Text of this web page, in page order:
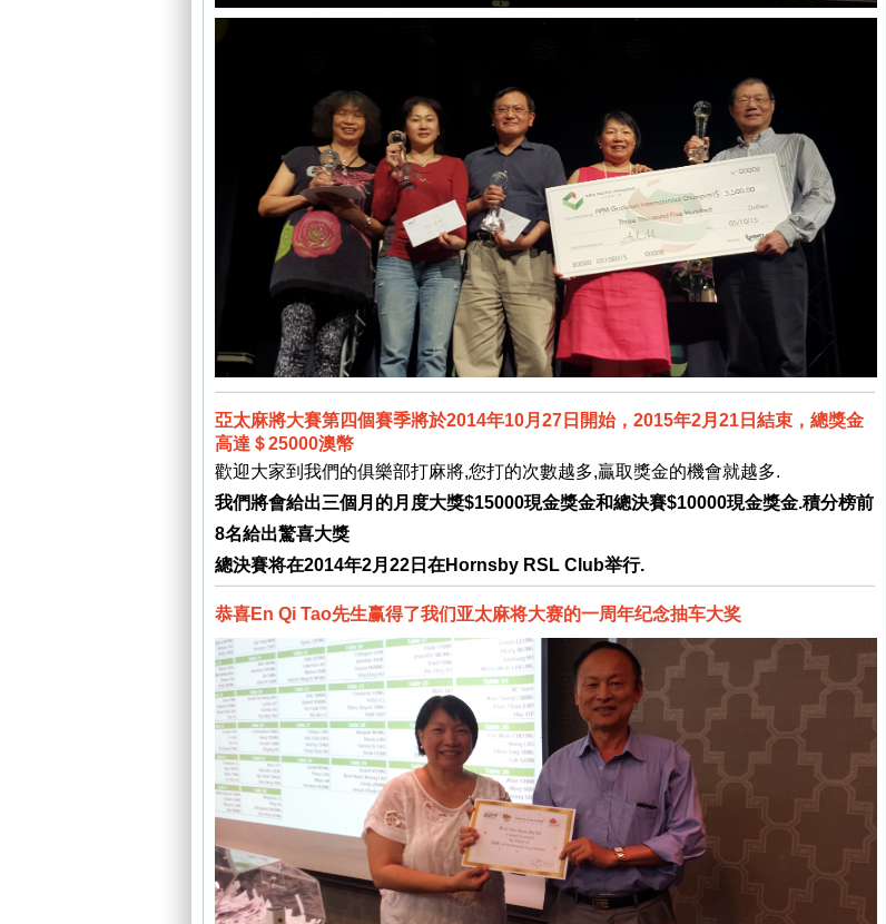
亞太麻將大賽第四個賽季將於2014年10月27日開始，2015年2月21日結束，總獎金
高達＄25000澳幣
歡迎大家到我們的俱樂部打麻將,您打的次數越多,贏取獎金的機會就越多.
我們將會給出三個月的月度大獎$15000現金獎金和總決賽$10000現金獎金.積分榜前
8名給出驚喜大獎
總決賽将在2014年2月22日在Hornsby RSL Club举行.
恭喜En Qi Tao先生赢得了我们亚太麻将大赛的一周年纪念抽车大奖